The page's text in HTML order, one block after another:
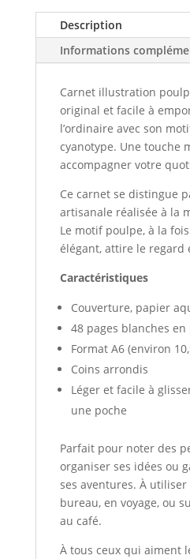
Description
Informations
Carnet illustration
original et facile à
l’ordinaire avec son
cyanotype. Une touche
accompagner votre
Ce carnet se distingue
artisanale réalisée à la
Le motif poulpe, à la
élégant, attire le regard
Caractéristiques
Couverture, papier
48 pages blanches
Format A6 (environ
Coins arrondis
Léger et facile à
une poche
Parfait pour noter des
organiser ses idées ou
ses aventures. À utiliser
bureau, en voyage, ou
au café.
À tous ceux qui aiment